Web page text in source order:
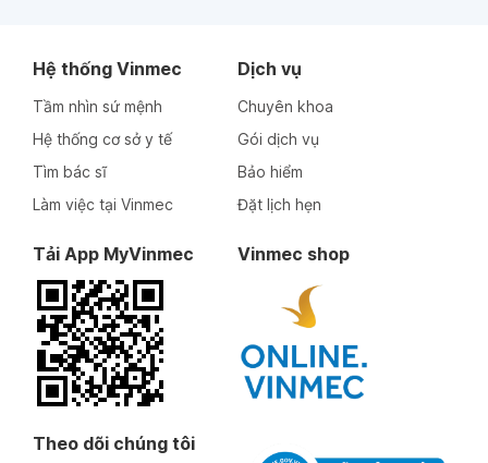
Hệ thống Vinmec
Tầm nhìn sứ mệnh
Hệ thống cơ sở y tế
Tìm bác sĩ
Làm việc tại Vinmec
Dịch vụ
Chuyên khoa
Gói dịch vụ
Bảo hiểm
Đặt lịch hẹn
Tải App MyVinmec Vinmec shop
Theo dõi chúng tôi